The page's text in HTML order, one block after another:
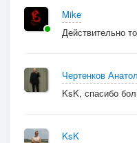
Mike
Действительно
Чертенков
KsK, спасибо
KsK